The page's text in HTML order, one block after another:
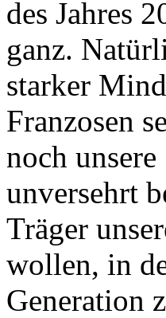
des Jahres
ganz.
starker
Franzosen
noch
unversehrt
Träger
wollen, in
Generation